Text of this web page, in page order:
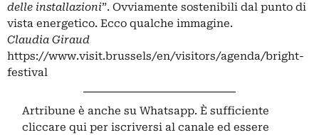
delle installazioni”. Ovviamente sostenibili dal punto di
vista energetico. Ecco qualche immagine.
Claudia Giraud
https://www.visit.brussels/en/visitors/agenda/bright-
festival
Artribune è anche su Whatsapp. È sufficiente
cliccare qui per iscriversi al canale ed essere